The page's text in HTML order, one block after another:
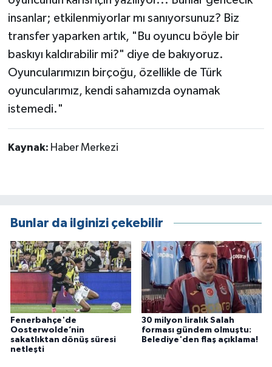
insanlar; etkilenmiyorlar mı sanıyorsunuz? Biz
transfer yaparken artık, "Bu oyuncu böyle bir
baskıyı kaldırabilir mi?" diye de bakıyoruz.
Oyuncularımızın birçoğu, özellikle de Türk
oyuncularımız, kendi sahamızda oynamak
istemedi."
Kaynak: Haber Merkezi
Bunlar da ilginizi çekebilir
Fenerbahçe'de
Oosterwolde’nin
sakatlıktan dönüş süresi
netleşti
30 milyon liralık Salah
forması gündem olmuştu:
Belediye'den flaş açıklama!